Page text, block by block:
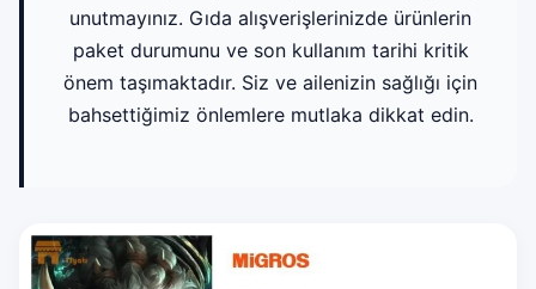
unutmayınız. Gıda alışverişlerinizde ürünlerin
paket durumunu ve son kullanım tarihi kritik
önem taşımaktadır. Siz ve ailenizin sağlığı için
bahsettiğimiz önlemlere mutlaka dikkat edin.